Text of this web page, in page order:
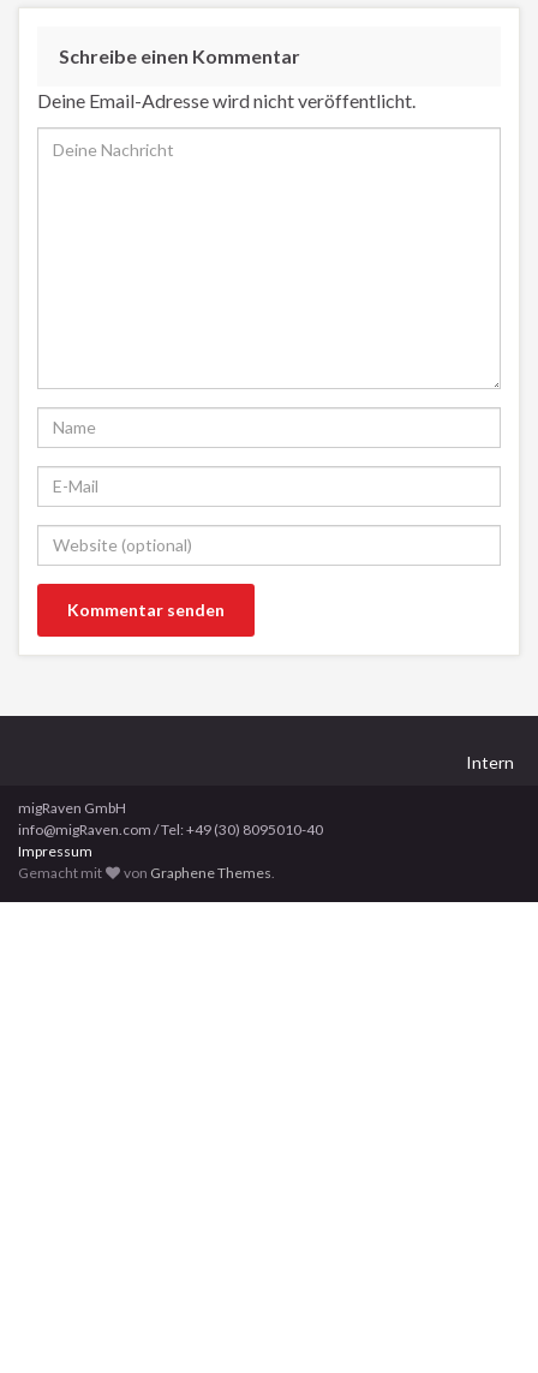
Schreibe einen Kommentar
Deine Email-Adresse wird nicht veröffentlicht.
Intern
migRaven GmbH
info@migRaven.com / Tel: +49 (30) 8095010-40
Impressum
Gemacht mit
von Graphene Themes